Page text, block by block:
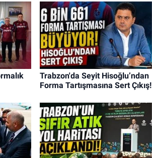
Trabzon'da Seyit Hisoğlu’ndan
Forma Tartışmasına Sert Çıkış!